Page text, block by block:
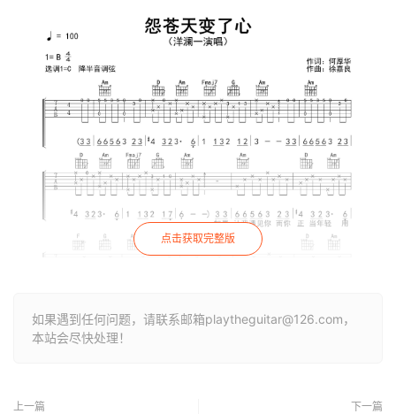
点击获取完整版
如果遇到任何问题，请联系邮箱playtheguitar@126.com，
本站会尽快处理！
上一篇 下一篇